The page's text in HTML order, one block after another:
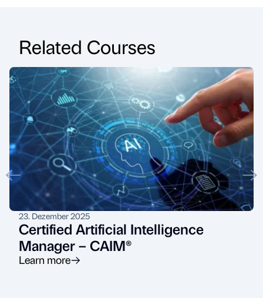
Related Courses
23. Dezember 2025
Certified Artificial Intelligence
Manager – CAIM®
Learn more